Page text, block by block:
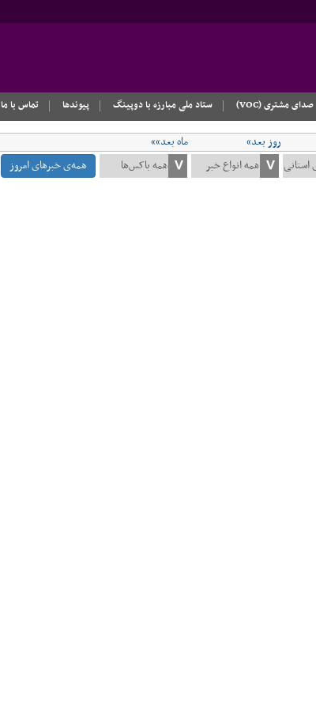
صدای مشتری (VOC) ستاد ملی مبارزه با دوپینگ پیوندها تماس با ما
روز بعد»
ماه بعد»»
همه‌ی خبرهای امروز